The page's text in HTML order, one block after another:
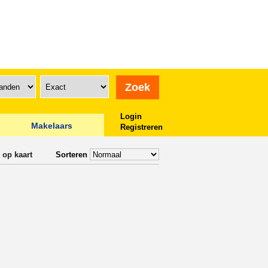
Makelaars
Login
Registreren
Sorteren
op kaart